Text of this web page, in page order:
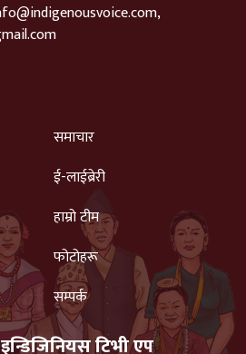
,
समाचार
ई-लाईब्रेरी
हाम्रो टीम
फोटोहरू
सम्पर्क
टिभी एप